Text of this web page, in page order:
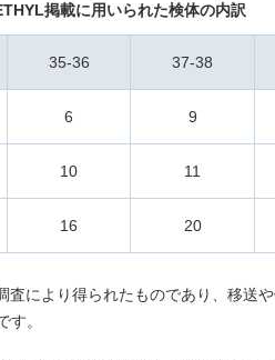
掲載に用いられた検体の内訳
35-36 37-38
6 9
10 11
16 20
により得られたものであり、移送
。